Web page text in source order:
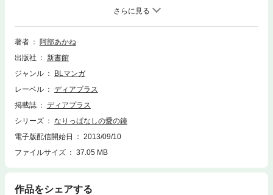
金のせいで、店はヤクザの嫌がらせを受けていた。そんなある日、出前を
届けにヤクザの事務所に行った亮達は、高校の後輩・秀丸（ひでまる）と
再会し――?年下攻オーバーヒート・ラブ!!
著者
阿部あかね
出版社
新書館
ジャンル
BLマンガ
レーベル
ディアプラス
掲載誌
ディアプラス
シリーズ
なりっぱなしの愛の鐘
電子版配信開始日
2013/09/10
ファイルサイズ
37.05 MB
作品をシェアする